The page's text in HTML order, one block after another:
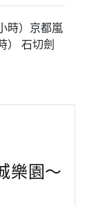
時）京都嵐
） 石切劍
樂園～